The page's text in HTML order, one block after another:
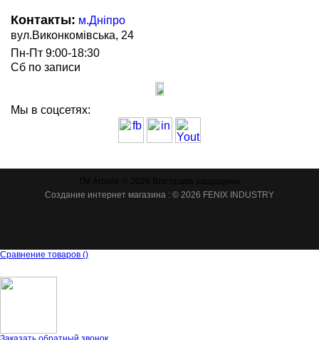
Контакты: м.Дніпро
вул.Виконкомівська, 24
Пн-Пт 9:00-18:30
Сб по записи
Мы в соцсетях:
Создание интернет магазина : © 2026 FENIX INDUSTRY
Сравнение товаров ()